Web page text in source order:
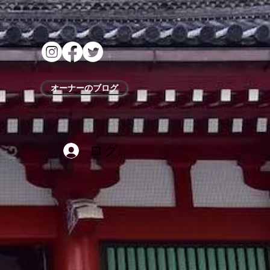
オーナーのブログ
ログイン